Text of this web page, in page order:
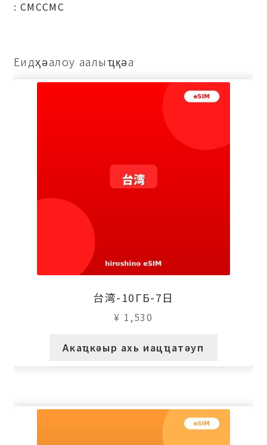
: СМССМС
Еидҳәалоу аалыҵқәа
台湾-10ГБ-7日
¥ 1,530
Акаҵкәыр ахь иацҵатәуп